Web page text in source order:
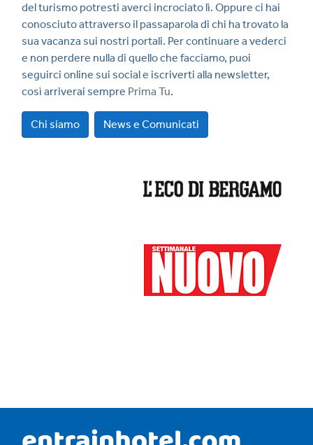
del turismo potresti averci incrociato lì. Oppure ci hai
conosciuto attraverso il passaparola di chi ha trovato la
sua vacanza sui nostri portali. Per continuare a vederci
e non perdere nulla di quello che facciamo, puoi
seguirci online sui social e iscriverti alla newsletter,
così arriverai sempre Prima Tu.
Chi siamo News e Comunicati